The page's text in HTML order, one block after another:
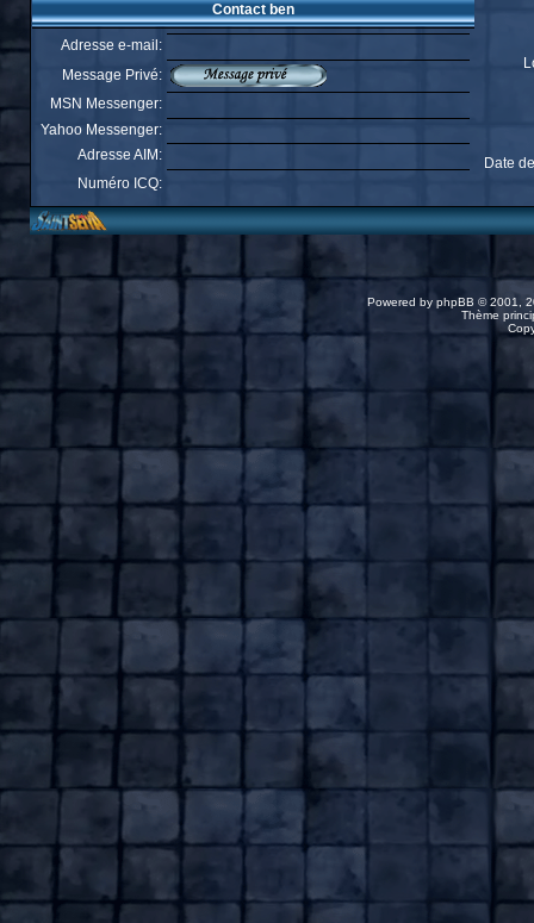
Date
Contact ben
Adresse e-mail:
Message Privé:
MSN Messenger:
Yahoo Messenger:
Adresse AIM:
Numéro ICQ:
Powered by phpBB © 2001,
Thème